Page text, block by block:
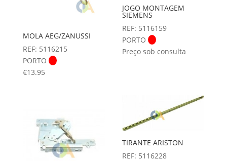
MOLA AEG/ZANUSSI
REF: 5116215
PORTO
€13.95
JOGO MONTAGEM
SIEMENS
REF: 5116159
PORTO
Preço sob consulta
TIRANTE ARISTON
REF: 5116228